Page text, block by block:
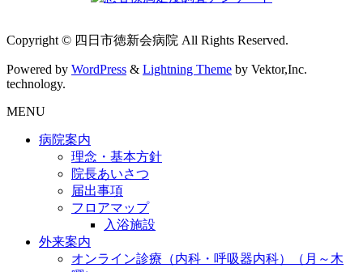
Copyright © 四日市徳新会病院 All Rights Reserved.
Powered by WordPress & Lightning Theme by Vektor,Inc.
technology.
MENU
病院案内
理念・基本方針
院長あいさつ
届出事項
フロアマップ
入浴施設
外来案内
オンライン診療（内科・呼吸器内科）（月～木